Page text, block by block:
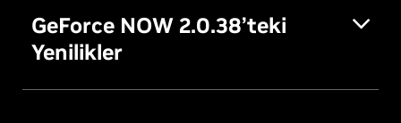
GeForce NOW 2.0.38’teki
Yenilikler